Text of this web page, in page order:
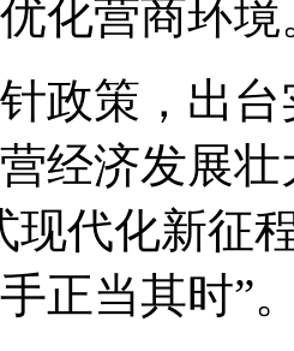
化营商环境
政策，出
经济发展
现代化新征
正当其时”